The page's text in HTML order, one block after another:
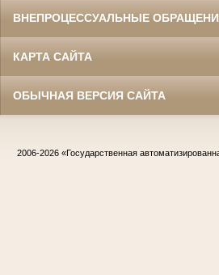
ВНЕПРОЦЕССУАЛЬНЫЕ
КАРТА САЙТА
ОБЫЧНАЯ ВЕРСИЯ САЙТА
2006-2026 «Государственная